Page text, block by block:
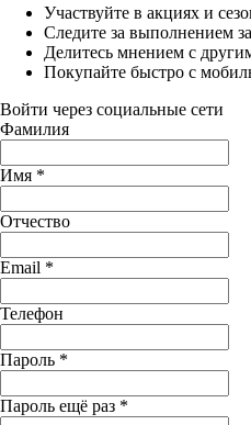
Участвуйте в акциях и
Следите за выполнением
Делитесь мнением с
Покупайте быстро с
Войти через социальные сети
Фамилия
Имя *
Отчество
Email *
Телефон
Пароль *
Пароль ещё раз *